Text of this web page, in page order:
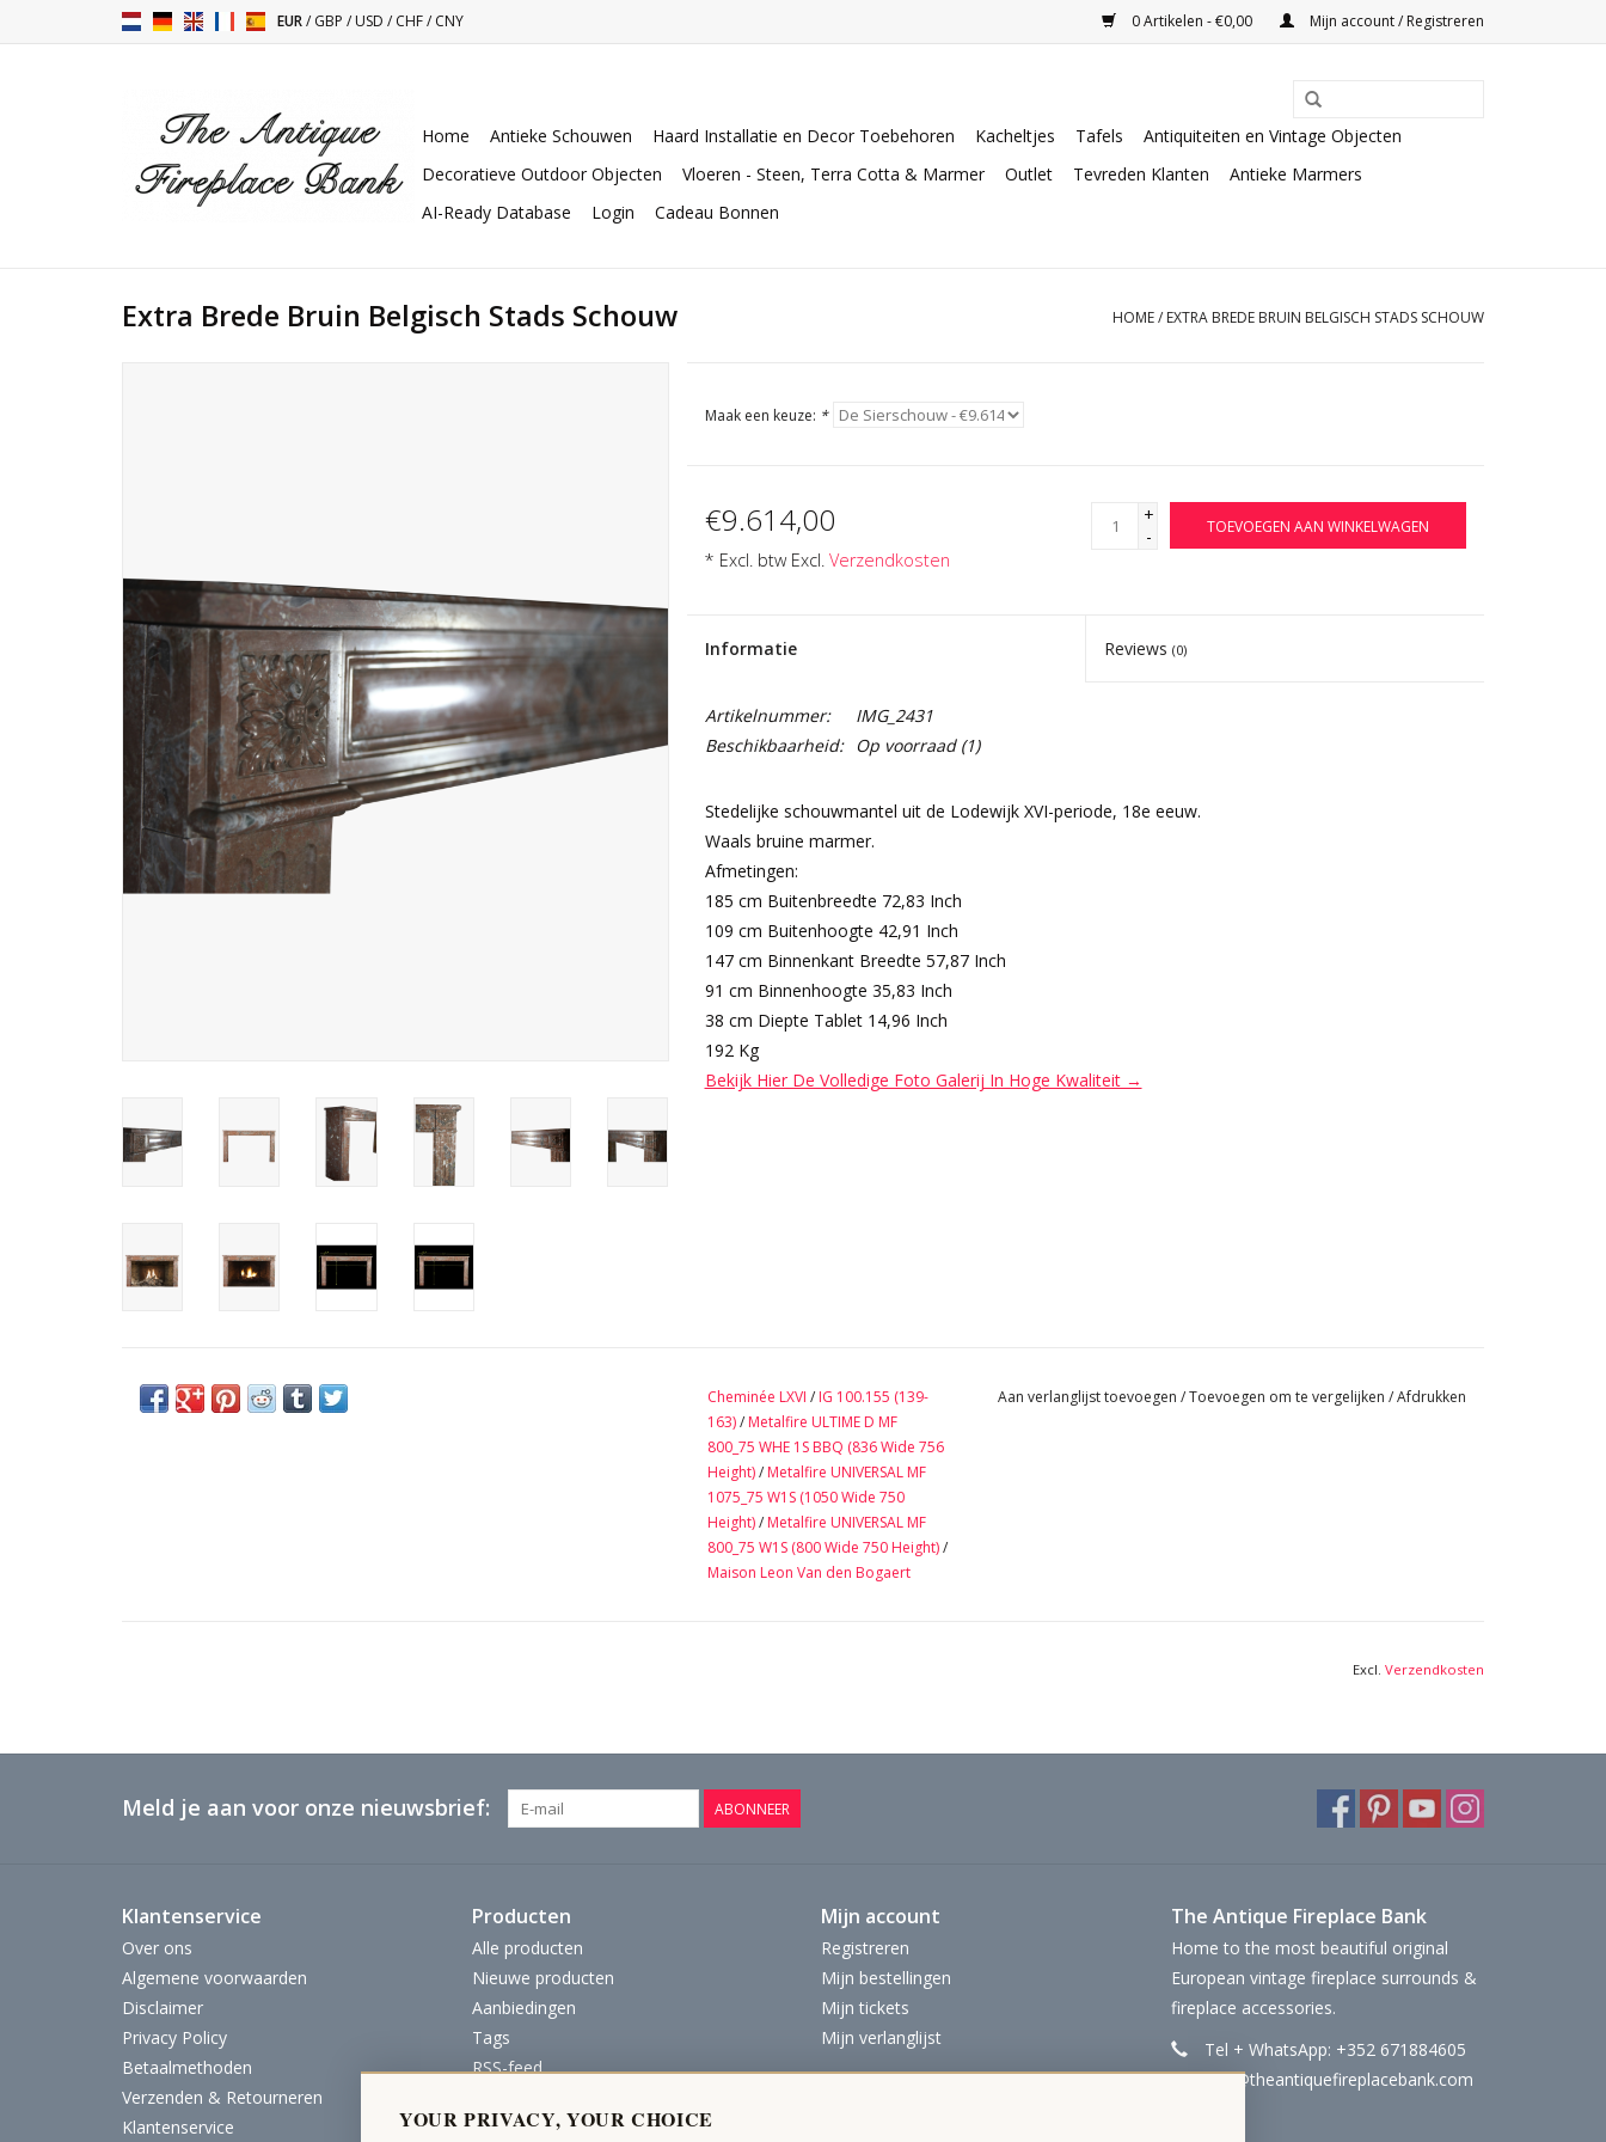
EUR/GBP /USD /CHF/CNY 0 Artikelen - €0,00 Mijn account / Registreren
Home Antieke Schouwen Haard Installatie en Decor Toebehoren Kacheltjes Tafels
Antiquiteiten en Vintage Objecten
Decoratieve Outdoor Objecten
Vloeren - Steen, Terra Cotta & Marmer Outlet Tevreden Klanten
Antieke Marmers
AI-Ready Database
Login Cadeau Bonnen
Extra Brede Bruin Belgisch Stads Schouw HOME/ EXTRA BREDE BRUIN BELGISCH STADS SCHOUW
Maak een keuze: *
€9.614,00
* Excl. btw Excl. Verzendkosten
+
-
TOEVOEGEN AAN WINKELWAGEN
Informatie Reviews(0)
Artikelnummer:
IMG_2431
Beschikbaarheid:
Op voorraad(1)
Stedelijke schouwmantel uit de Lodewijk XVI-periode, 18e eeuw.
Waals bruine marmer.
Afmetingen:
185 cm Buitenbreedte 72,83 Inch
109 cm Buitenhoogte 42,91 Inch
147 cm Binnenkant Breedte 57,87 Inch
91 cm Binnenhoogte 35,83 Inch
38 cm Diepte Tablet 14,96 Inch
192 Kg
Bekijk Hier De Volledige Foto Galerij In Hoge Kwaliteit →
Cheminée LXVI / IG 100.155 (139-
163)/ Metalfire ULTIME D MF
800_75 WHE 1S BBQ (836 Wide 756
Height)/ Metalfire UNIVERSAL MF
1075_75 W1S (1050 Wide 750
Height)/ Metalfire UNIVERSAL MF
800_75 W1S (800 Wide 750 Height)/
Maison Leon Van den Bogaert
Aan verlanglijst toevoegen /Toevoegen om te vergelijken /Afdrukken
Excl. Verzendkosten
Meld je aan voor onze nieuwsbrief: ABONNEER
Klantenservice
Over ons
Algemene voorwaarden
Disclaimer
Privacy Policy
Betaalmethoden
Verzenden & Retourneren
Klantenservice
Producten
Alle producten
Nieuwe producten
Aanbiedingen
Tags
RSS-feed
Mijn account
Registreren
Mijn bestellingen
Mijn tickets
Mijn verlanglijst
The Antique Fireplace Bank
Home to the most beautiful original
European vintage fireplace surrounds &
fireplace accessories.
Tel + WhatsApp: +352 671884605
info@theantiquefireplacebank.com
YOUR PRIVACY, YOUR CHOICE